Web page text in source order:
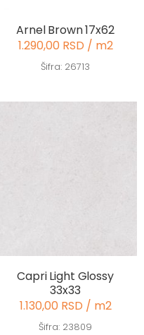
Arnel Brown 17x62
1.290,00 RSD / m2
Šifra: 26713
Capri Light Glossy
33x33
1.130,00 RSD / m2
Šifra: 23809